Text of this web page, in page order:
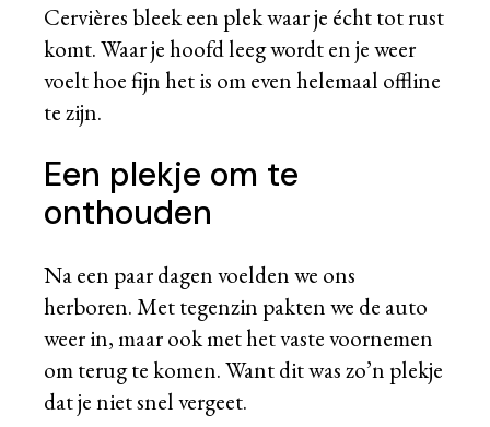
Cervières bleek een plek waar je écht tot rust
komt. Waar je hoofd leeg wordt en je weer
voelt hoe fijn het is om even helemaal offline
te zijn.
Een plekje om te
onthouden
Na een paar dagen voelden we ons
herboren. Met tegenzin pakten we de auto
weer in, maar ook met het vaste voornemen
om terug te komen. Want dit was zo’n plekje
dat je niet snel vergeet.